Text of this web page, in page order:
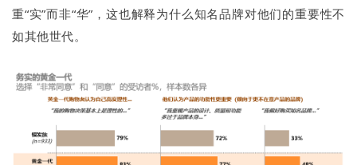
重“实”而非“华”，这也解释为什么知名品牌对他们的重要性不
如其他世代。